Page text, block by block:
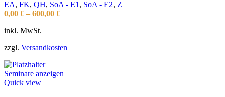
EA, FK, QH, SoA - E1 , SoA - E2, Z
0,00 € – 600,00 €
inkl. MwSt.
zzgl. Versandkosten
Seminare anzeigen
Quick view